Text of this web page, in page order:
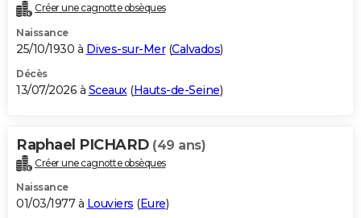
Créer une cagnotte obsèques
Naissance
25/10/1930 à Dives-sur-Mer(Calvados)
Décès
13/07/2026 à Sceaux (Hauts-de-Seine)
Raphael PICHARD (49 ans)
Créer une cagnotte obsèques
Naissance
01/03/1977 à Louviers (Eure)